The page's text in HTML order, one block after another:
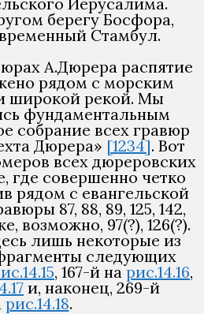
берегу Босфора,
Стамбул.
А.Дюрера распятие
рядом с морским
широкой рекой. Мы
фундаментальным
собрание всех гравюр
Дюрера» [1234]. Вот
всех дюреровских
где совершенно четко
рядом с евангельской
87, 88, 89, 125, 142,
возможно, 97(?), 126(?).
лишь некоторые из
следующих
, 167-й нарис.14.16,
и, наконец, 269-й
рис.14.18.